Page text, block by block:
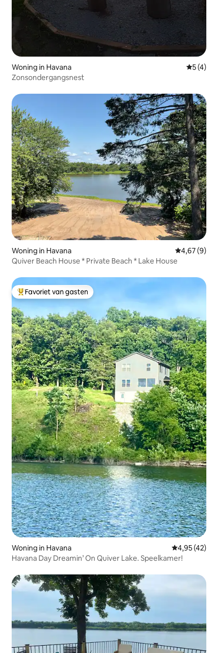
Woning in Havana
5 (4)
Zonsondergangsnest
Woning in Havana Gemiddelde
4,67 (9)
Quiver Beach House * Private Beach * Lake House
Topfavoriet van gasten
Favoriet van gasten
Woning in Havana Gemiddelde
4,95 (42)
Havana Day Dreamin’ On Quiver Lake. Speelkamer!